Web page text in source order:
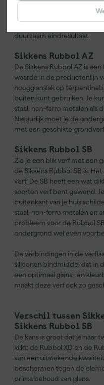
Gebruik je Sikkens Rubbol
echte hoogglans op je hout
duurzaam eindresultaat.
Sikkens Rubbol AZ
De Sikkens Rubbol AZ is een
waarde in de productenlijn
hoogglanslak op
buiten kunt gebruiken. Je
staal, non-ferro metalen als
Natuurlijk moet je de
met een geschikte
Sikkens Rubbol SB
Zie je een blik verf met een
de Sikkens Rubbol SB is.
verf. De SB heeft een wat
soorten verf bent gewend.
buitenkant van je huis
staal, non-ferro metalen en
probleem voor de Rubbol
ondergrond wel even
De verbindingen in de
siliconen bindmiddel dat in
een optimaal glans- en
maakt deze verf ook zo
Verschil tussen
Sikkens Rubbol SB
De kans is groot dat je naar
kijkt: de Rubbol XD en de
van een uitstekende
beschermen tegen de
prima behoud van glans.